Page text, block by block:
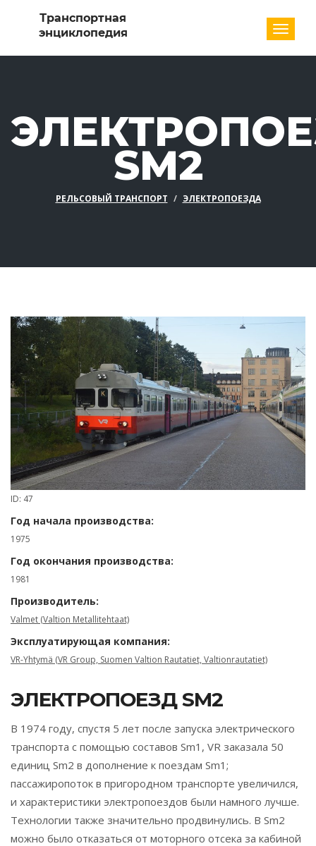
SM2
РЕЛЬСОВЫЙ ТРАНСПОРТ ЭЛЕКТРОПОЕЗДА
ID: 47
Год начала производства:
1975
Год окончания производства:
1981
Производитель:
Valmet (Valtion Metallitehtaat)
Эксплуатирующая компания:
VR-Yhtymä (VR Group, Suomen Valtion Rautatiet, Valtionrautatiet)
ЭЛЕКТРОПОЕЗД SM2
В 1974 году, спустя 5 лет после запуска электрического
транспорта с помощью составов Sm1, VR заказала 50
единиц Sm2 в дополнение к поездам Sm1;
пассажиропоток в пригородном транспорте увеличился,
и характеристики электропоездов были намного лучше.
Технологии также значительно продвинулись. В Sm2
можно было отказаться от моторного отсека за кабиной